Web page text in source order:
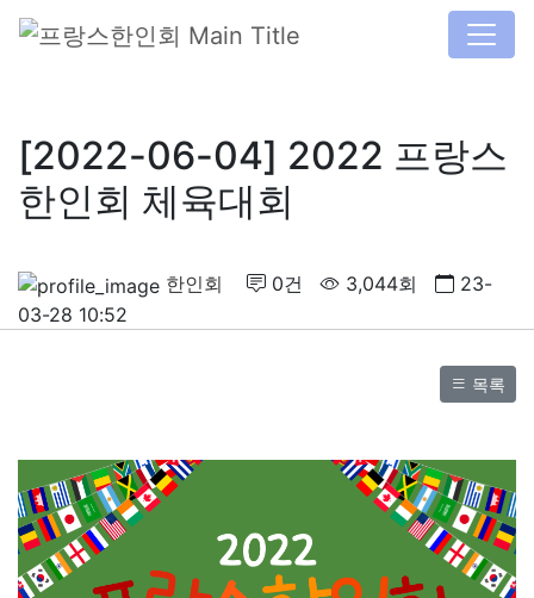
[2022-06-04] 2022 프랑스
한인회 체육대회
한인회 0건 3,044회
23-
03-28 10:52
목록